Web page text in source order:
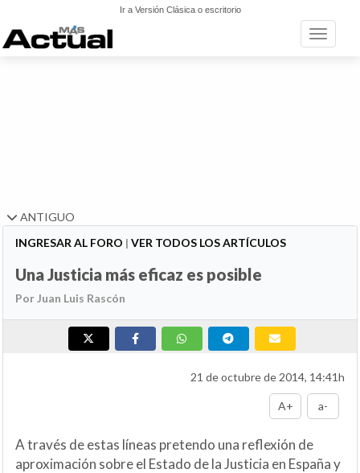
Ir a Versión Clásica o escritorio
Toggle
ANTIGUO
INGRESAR AL FORO | VER TODOS LOS ARTÍCULOS
Una Justicia más eficaz es posible
Por Juan Luis Rascón
21 de octubre de 2014, 14:41h
A+ a-
A través de estas líneas pretendo una reflexión de
aproximación sobre el Estado de la Justicia en España y